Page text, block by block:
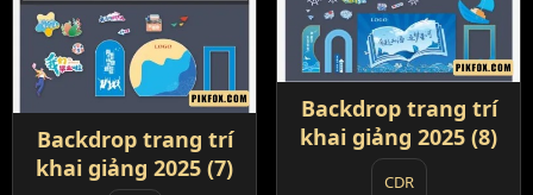
Backdrop trang trí
khai giảng 2025 (7)
Backdrop trang trí
khai giảng 2025 (8)
CDR